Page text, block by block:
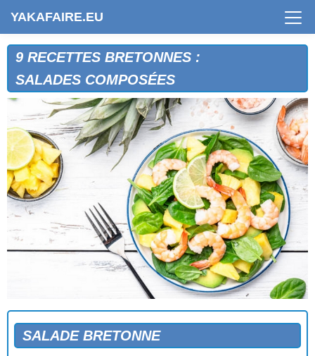
YAKAFAIRE.EU
9 RECETTES BRETONNES :
SALADES COMPOSÉES
SALADE BRETONNE